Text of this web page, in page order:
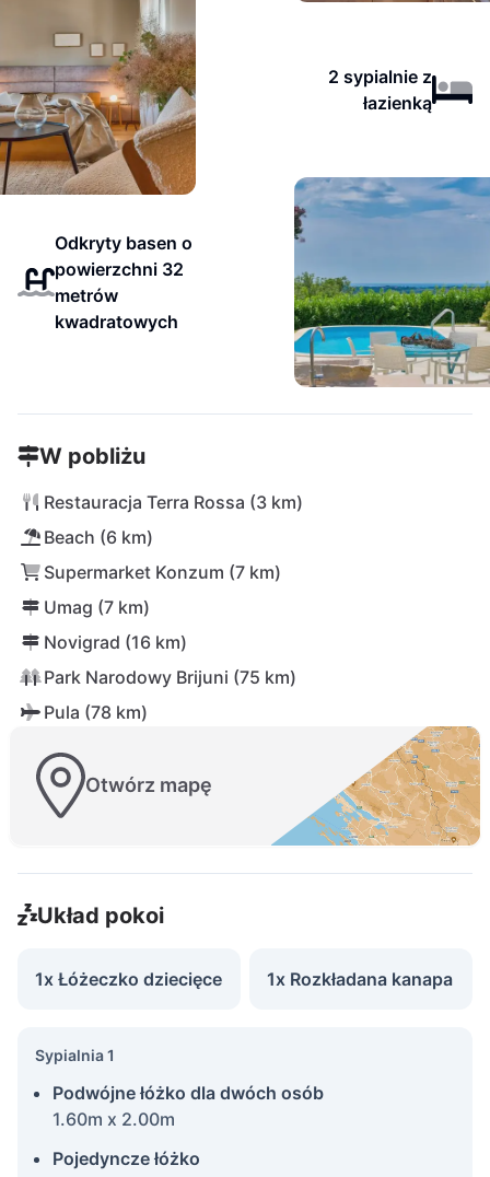
2 sypialnie z
łazienką
Odkryty basen o
powierzchni 32
metrów
kwadratowych
W pobliżu
Restauracja Terra Rossa (3 km)
Beach (6 km)
Supermarket Konzum (7 km)
Umag (7 km)
Novigrad (16 km)
Park Narodowy Brijuni (75 km)
Pula (78 km)
Otwórz mapę
Układ pokoi
1x Łóżeczko dziecięce 1x Rozkładana kanapa
Sypialnia 1
Podwójne łóżko dla dwóch osób
1.60m x 2.00m
Pojedyncze łóżko